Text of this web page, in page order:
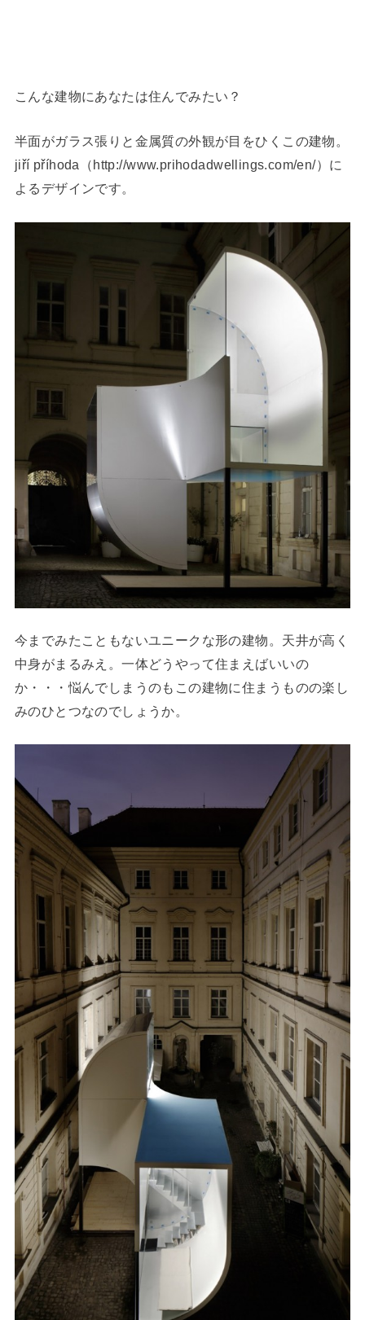
こんな建物にあなたは住んでみたい？
半面がガラス張りと金属質の外観が目をひくこの建物。
jiří příhoda（http://www.prihodadwellings.com/en/）に
よるデザインです。
今までみたこともないユニークな形の建物。天井が高く
中身がまるみえ。一体どうやって住まえばいいの
か・・・悩んでしまうのもこの建物に住まうものの楽し
みのひとつなのでしょうか。